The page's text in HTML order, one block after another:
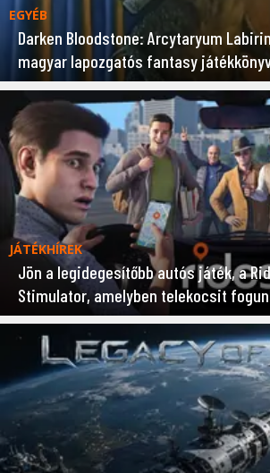
EGYÉB
Darken Bloodstone: Arcytaryum
magyar lapozgatós fantasy
JÁTÉKHÍREK
Jön a legidegesítőbb autós játék, a
Stimulator, amelyben telekocsit